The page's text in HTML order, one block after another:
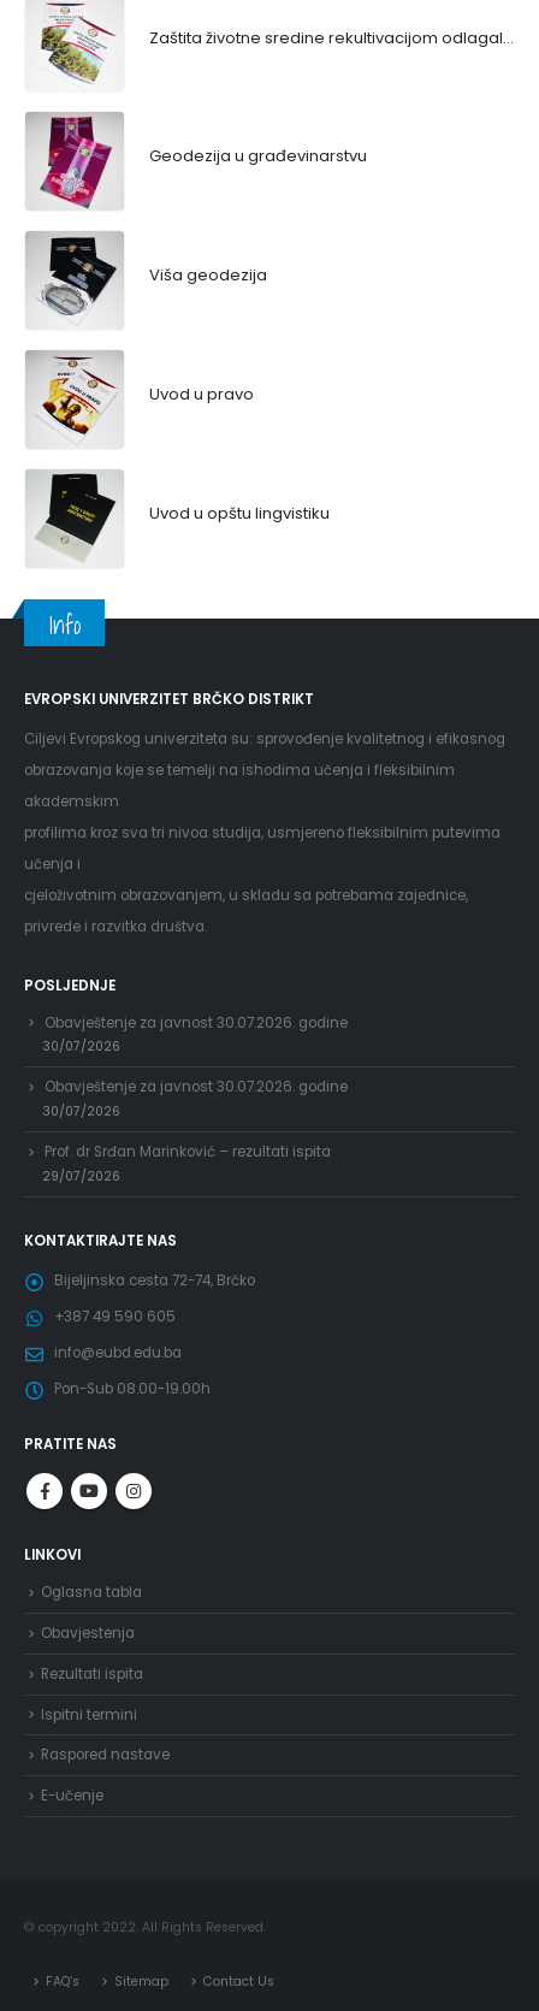
Zaštita životne sredine rekultivacijom odlagališta
Geodezija u građevinarstvu
Viša geodezija
Uvod u pravo
Uvod u opštu lingvistiku
Info
EVROPSKI UNIVERZITET BRČKO DISTRIKT
Ciljevi Evropskog univerziteta su: sprovođenje kvalitetnog i efikasnog
obrazovanja koje se temelji na ishodima učenja i fleksibilnim
akademskim
profilima kroz sva tri nivoa studija, usmjereno fleksibilnim putevima
učenja i
cjeloživotnim obrazovanjem, u skladu sa potrebama zajednice,
privrede i razvitka društva.
POSLJEDNJE
Obavještenje za javnost 30.07.2026. godine
30/07/2026
Obavještenje za javnost 30.07.2026. godine
30/07/2026
Prof. dr Srđan Marinković – rezultati ispita
29/07/2026
KONTAKTIRAJTE NAS
Bijeljinska cesta 72-74, Brčko
+387 49 590 605
info@eubd.edu.ba
Pon-Sub 08.00-19.00h
PRATITE NAS
LINKOVI
Oglasna tabla
Obavjestenja
Rezultati ispita
Ispitni termini
Raspored nastave
E-učenje
© copyright 2022. All Rights Reserved.
FAQ’s Sitemap Contact Us